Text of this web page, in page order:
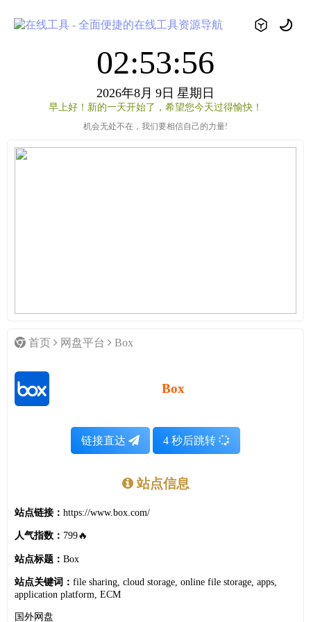
02:53:56
2026年8月 9日 星期日
早上好！新的一天开始了，希望您今天过得愉快！
机会无处不在，我们要相信自己的力量!
首页 网盘平台 Box
Box
链接直达 4 秒后跳转
站点信息
站点链接： https://www.box.com/
人气指数： 799🔥
站点标题： Box
站点关键词： file sharing, cloud storage, online file storage, apps,
application platform, ECM
国外网盘